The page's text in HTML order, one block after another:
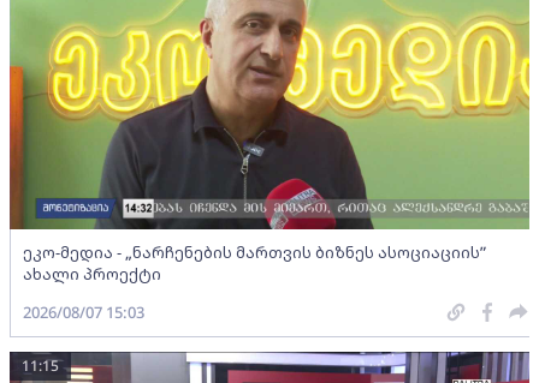
ეკო-მედია - „ნარჩენების მართვის ბიზნეს ასოციაციის”
ახალი პროექტი
2026/08/07 15:03
11:15